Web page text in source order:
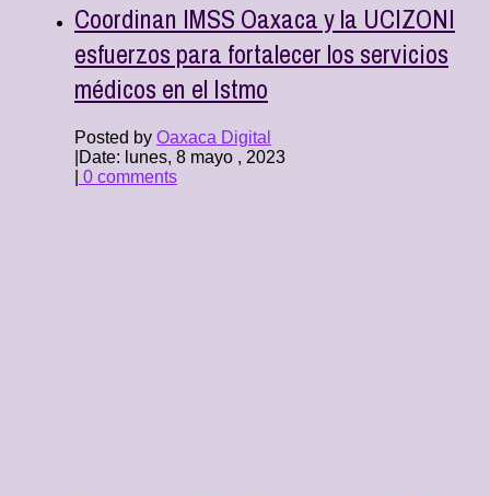
Coordinan IMSS Oaxaca y la UCIZONI
esfuerzos para fortalecer los servicios
médicos en el Istmo
Posted by Oaxaca Digital
Date: lunes, 8 mayo , 2023
0 comments